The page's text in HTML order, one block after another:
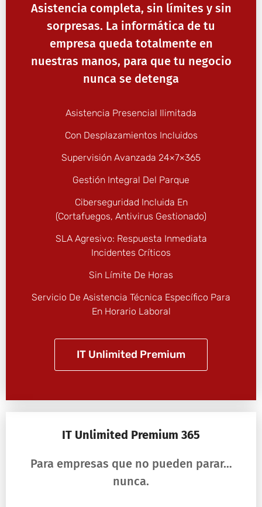
Asistencia completa, sin límites y sin
sorpresas. La informática de tu
empresa queda totalmente en
nuestras manos, para que tu negocio
nunca se detenga
Asistencia Presencial Ilimitada
Con Desplazamientos Incluidos
Supervisión Avanzada 24×7×365
Gestión Integral Del Parque
Ciberseguridad Incluida En
(cortafuegos, Antivirus Gestionado)
SLA Agresivo: Respuesta Inmediata
Incidentes Críticos
Sin Límite De Horas
Servicio De Asistencia Técnica Específico Para
En Horario Laboral
IT Unlimited Premium
IT Unlimited Premium 365
Para empresas que no pueden parar…
nunca.